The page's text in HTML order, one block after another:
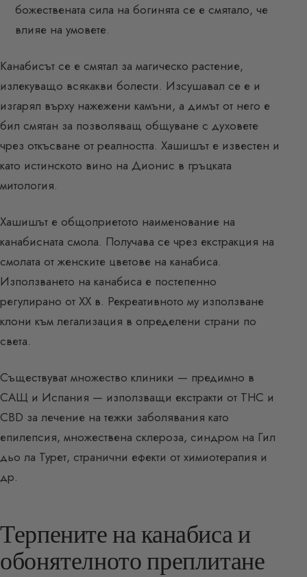
божествената сила на богинята се е смятало, че
влияе на умовете.
Канабисът се е смятал за магическо растение,
излекуващо всякакви болести. Изсушавал се е и
изгарял върху нажежени камъни, а димът от него е
бил смятан за позволяващ общуване с духовете
чрез откъсване от реалността. Хашишът е известен и
като истинското вино на Дионис в гръцката
митология.
Хашишът е общоприетото наименование на
канабисната смола. Получава се чрез екстракция на
смолата от женските цветове на канабиса.
Използването на канабиса е постепенно
регулирано от XX в. Рекреативното му използване
клони към легализация в определени страни по
света.
Съществуват множество клиники — предимно в
САЩ и Испания — използващи екстракти от THC и
CBD за лечение на тежки заболявания като
епилепсия, множествена склероза, синдром на Гил
дьо ла Турет, странични ефекти от химиотерапия и
др.
Терпените на канабиса и
обонятелното преплитане